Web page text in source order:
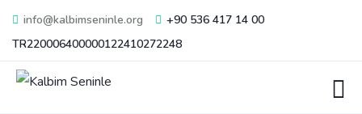
info@kalbimseninle.org
+90 536 417 14 00
TR220006400000122410272248